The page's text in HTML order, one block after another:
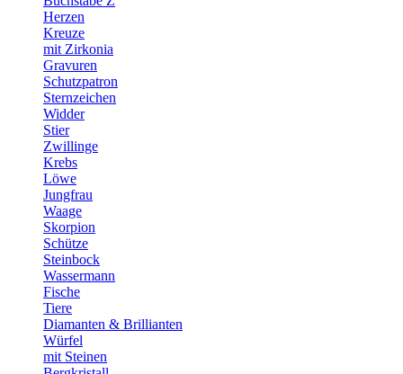
Herzen
Kreuze
mit Zirkonia
Gravuren
Schutzpatron
Sternzeichen
Widder
Stier
Zwillinge
Krebs
Löwe
Jungfrau
Waage
Skorpion
Schütze
Steinbock
Wassermann
Fische
Tiere
Diamanten & Brillianten
Würfel
mit Steinen